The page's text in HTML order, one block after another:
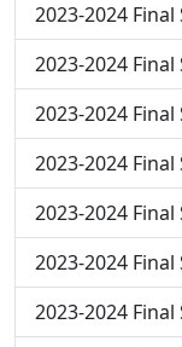
2023-2024 Final
2023-2024 Final
2023-2024 Final
2023-2024 Final
2023-2024 Final
2023-2024 Final
2023-2024 Final